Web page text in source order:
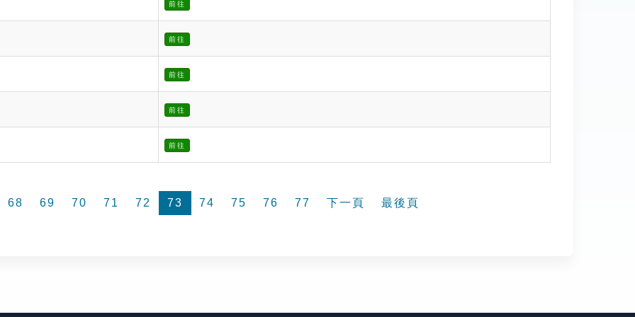
前往
前往
前往
前往
前往
68 69 70 71 72 73 74 75 76 77 下一頁 最後頁